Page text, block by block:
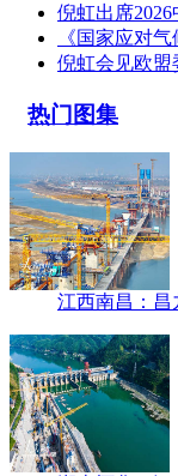
倪虹出席
《国家应对
倪虹会见欧盟
热门图集
江西南昌：昌